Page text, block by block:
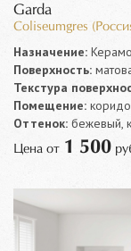
Garda
Coliseumgres
Назначение:
Поверхность:
Текстура
Помещение:
Оттенок: бежевый,
Цена от 1 500